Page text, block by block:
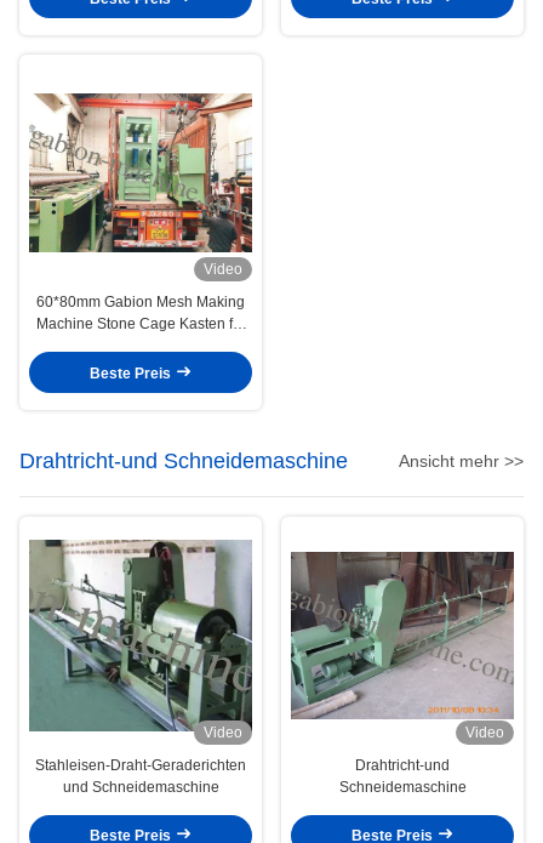
Video
60*80mm Gabion Mesh Making
Machine Stone Cage Kasten für
Beste Preis
Drahtricht-und Schneidemaschine Ansicht mehr >>
Video
Stahleisen-Draht-Geraderichten
und Schneidemaschine
Beste Preis
Video
Drahtricht-und
Schneidemaschine
Beste Preis